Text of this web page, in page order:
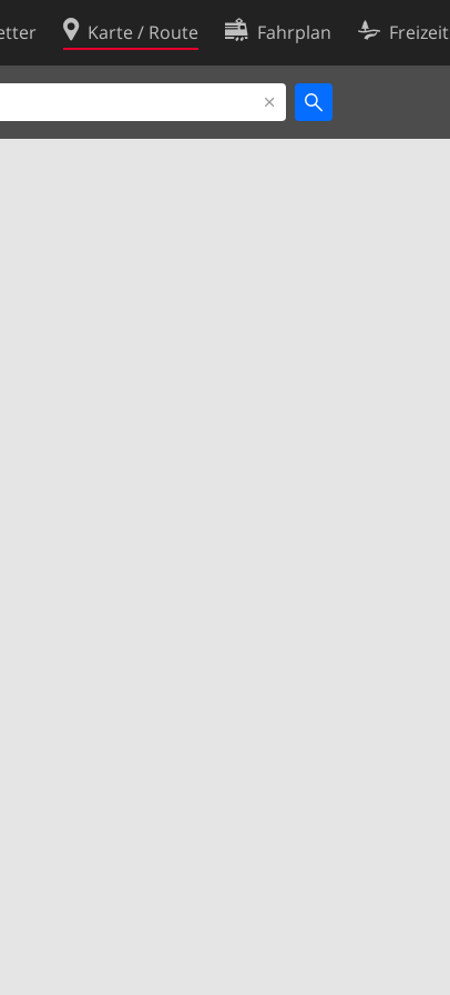
Karte / Route Fahrplan Freizeit
Cookie-Richtlinie
Cookie-Einstellungen